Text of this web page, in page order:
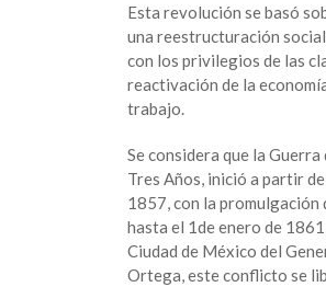
Esta revolución se basó
una reestructuración
con los privilegios de las
reactivación de la
trabajo.
Se considera que la
Tres Años, inició a partir
1857, con la promulgación
hasta el 1de enero de
Ciudad de México del
Ortega, este conflicto se